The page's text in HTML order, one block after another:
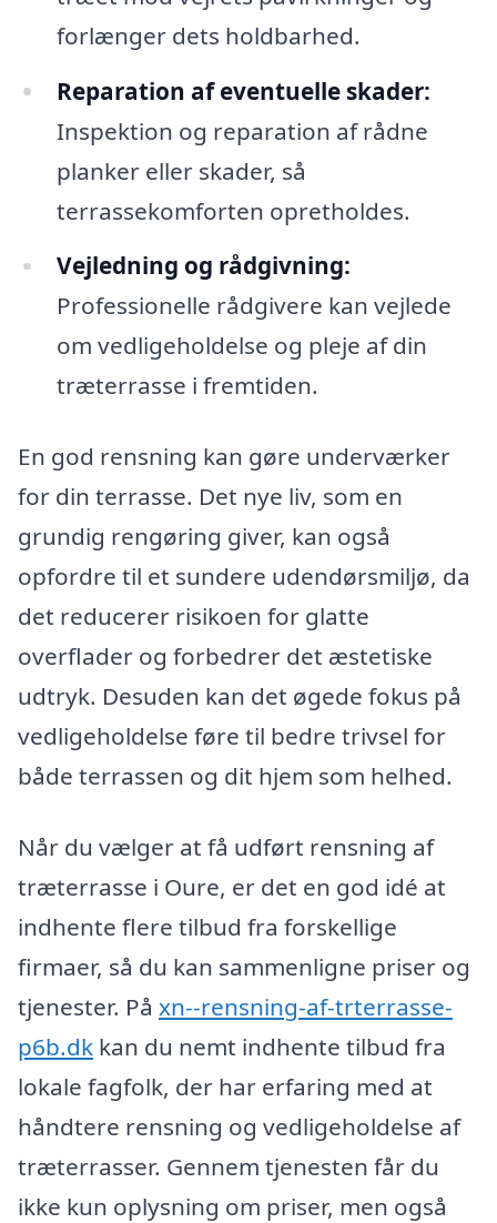
forlænger dets holdbarhed.
Reparation af eventuelle skader:
Inspektion og reparation af rådne
planker eller skader, så
terrassekomforten opretholdes.
Vejledning og rådgivning:
Professionelle rådgivere kan vejlede
om vedligeholdelse og pleje af din
træterrasse i fremtiden.
En god rensning kan gøre underværker
for din terrasse. Det nye liv, som en
grundig rengøring giver, kan også
opfordre til et sundere udendørsmiljø, da
det reducerer risikoen for glatte
overflader og forbedrer det æstetiske
udtryk. Desuden kan det øgede fokus på
vedligeholdelse føre til bedre trivsel for
både terrassen og dit hjem som helhed.
Når du vælger at få udført rensning af
træterrasse i Oure, er det en god idé at
indhente flere tilbud fra forskellige
firmaer, så du kan sammenligne priser og
tjenester. På xn--rensning-af-trterrasse-
p6b.dk kan du nemt indhente tilbud fra
lokale fagfolk, der har erfaring med at
håndtere rensning og vedligeholdelse af
træterrasser. Gennem tjenesten får du
ikke kun oplysning om priser, men også